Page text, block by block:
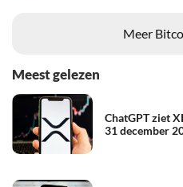
Meer
Meest gelezen
ChatGPT ziet
31 december